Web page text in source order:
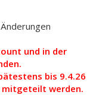
und in der
bis 9.4.26
mitgeteilt werden.